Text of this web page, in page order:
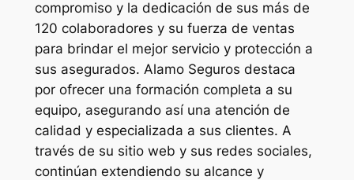
compromiso y la dedicación de sus más de
120 colaboradores y su fuerza de ventas
para brindar el mejor servicio y protección a
sus asegurados. Alamo Seguros destaca
por ofrecer una formación completa a su
equipo, asegurando así una atención de
calidad y especializada a sus clientes. A
través de su sitio web y sus redes sociales,
continúan extendiendo su alcance y